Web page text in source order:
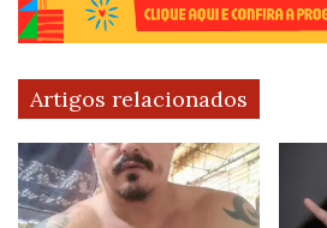
Artigos relacionados